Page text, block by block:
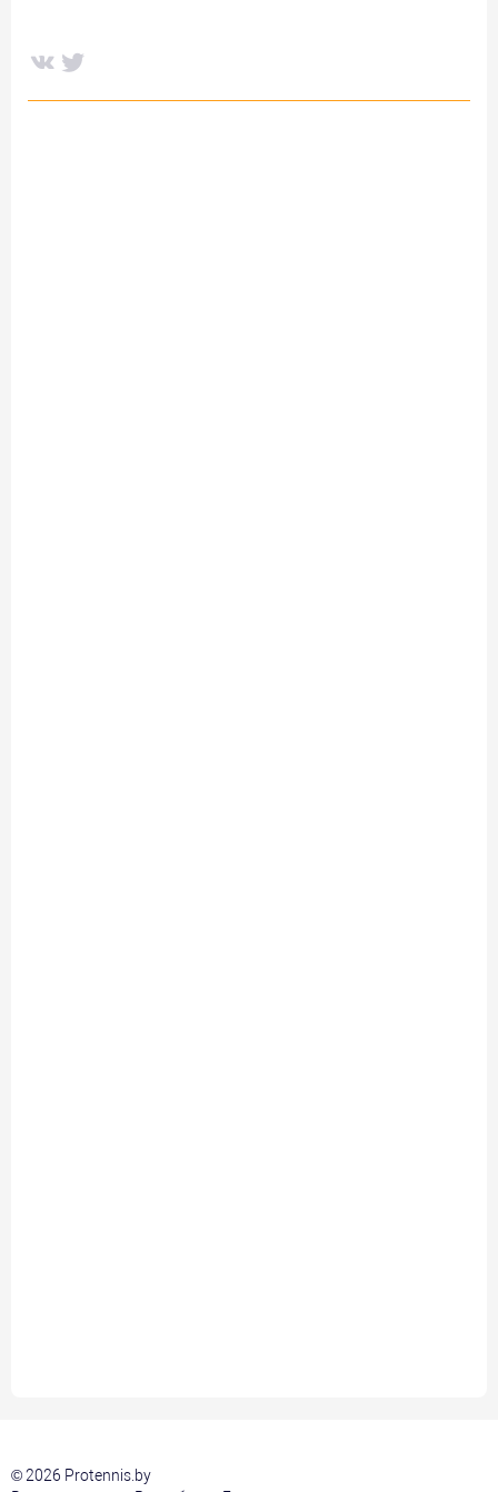
© 2026 Protennis.by